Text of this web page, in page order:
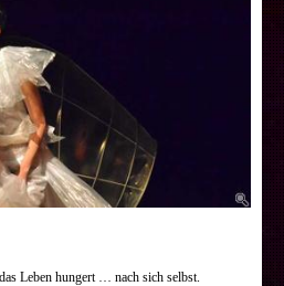
Leben hungert … nach sich selbst.